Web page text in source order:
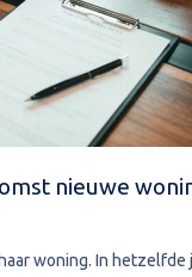
nieuwe
woning. In hetzelfde